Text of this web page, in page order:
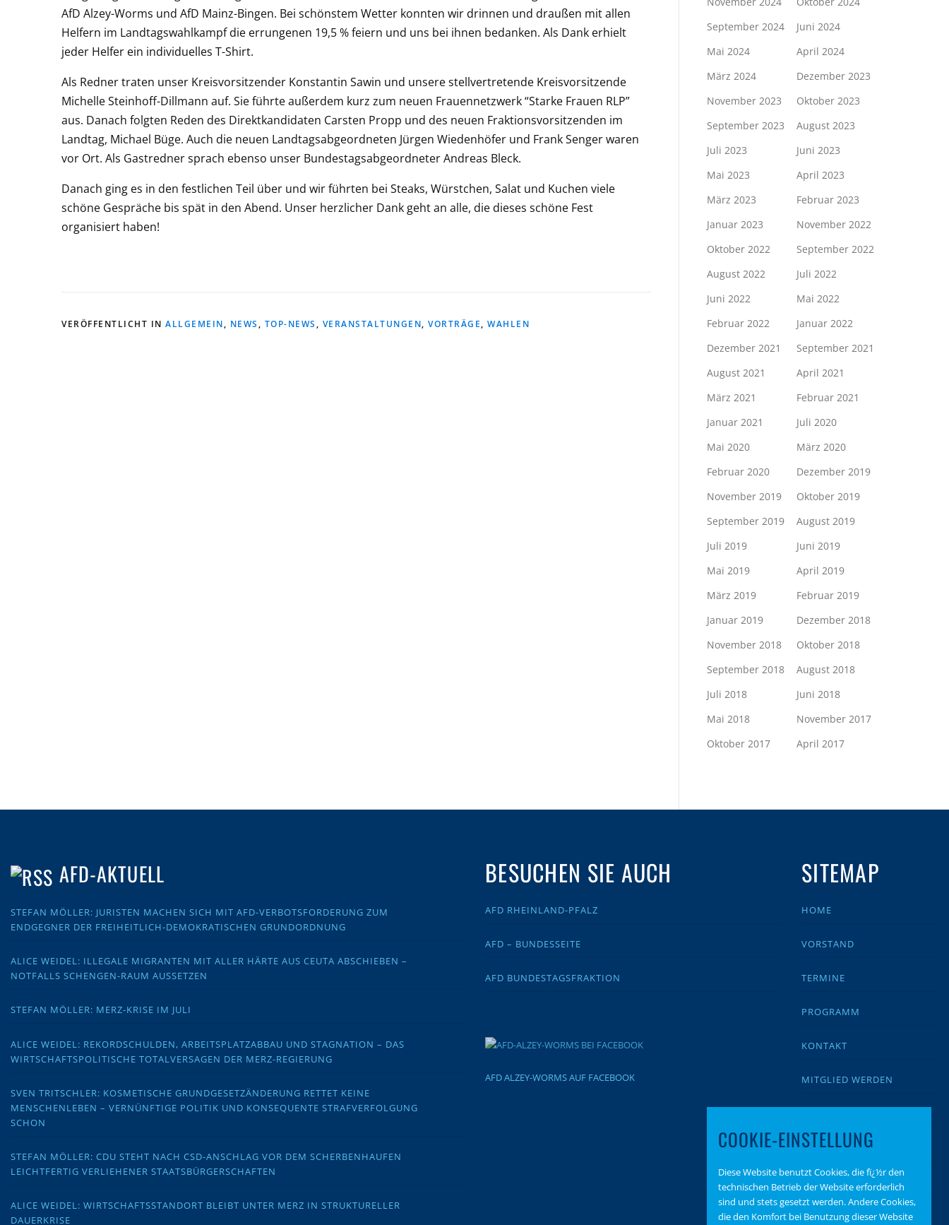
AfD Alzey-Worms und AfD Mainz-Bingen. Bei schönstem Wetter konnten wir drinnen und draußen mit allen
Helfern im Landtagswahlkampf die errungenen 19,5 % feiern und uns bei ihnen bedanken. Als Dank erhielt
jeder Helfer ein individuelles T-Shirt.
Als Redner traten unser Kreisvorsitzender Konstantin Sawin und unsere stellvertretende Kreisvorsitzende
Michelle Steinhoff-Dillmann auf. Sie führte außerdem kurz zum neuen Frauennetzwerk “Starke Frauen RLP”
aus. Danach folgten Reden des Direktkandidaten Carsten Propp und des neuen Fraktionsvorsitzenden im
Landtag, Michael Büge. Auch die neuen Landtagsabgeordneten Jürgen Wiedenhöfer und Frank Senger waren
vor Ort. Als Gastredner sprach ebenso unser Bundestagsabgeordneter Andreas Bleck.
Danach ging es in den festlichen Teil über und wir führten bei Steaks, Würstchen, Salat und Kuchen viele
schöne Gespräche bis spät in den Abend. Unser herzlicher Dank geht an alle, die dieses schöne Fest
organisiert haben!
VERÖFFENTLICHT IN ALLGEMEIN, NEWS , TOP-NEWS , VERANSTALTUNGEN, VORTRÄGE, WAHLEN
September 2024
Juni 2024
Mai 2024
April 2024
März 2024
Dezember 2023
November 2023
Oktober 2023
September 2023
August 2023
Juli 2023
Juni 2023
Mai 2023
April 2023
März 2023
Februar 2023
Januar 2023
November 2022
Oktober 2022
September 2022
August 2022
Juli 2022
Juni 2022
Mai 2022
Februar 2022
Januar 2022
Dezember 2021
September 2021
August 2021
April 2021
März 2021
Februar 2021
Januar 2021
Juli 2020
Mai 2020
März 2020
Februar 2020
Dezember 2019
November 2019
Oktober 2019
September 2019
August 2019
Juli 2019
Juni 2019
Mai 2019
April 2019
März 2019
Februar 2019
Januar 2019
Dezember 2018
November 2018
Oktober 2018
September 2018
August 2018
Juli 2018
Juni 2018
Mai 2018
November 2017
Oktober 2017
April 2017
AFD-AKTUELL
STEFAN MÖLLER: JURISTEN MACHEN SICH MIT AFD-VERBOTSFORDERUNG ZUM
ENDGEGNER DER FREIHEITLICH-DEMOKRATISCHEN GRUNDORDNUNG
ALICE WEIDEL: ILLEGALE MIGRANTEN MIT ALLER HÄRTE AUS CEUTA ABSCHIEBEN –
NOTFALLS SCHENGEN-RAUM AUSSETZEN
STEFAN MÖLLER: MERZ-KRISE IM JULI
ALICE WEIDEL: REKORDSCHULDEN, ARBEITSPLATZABBAU UND STAGNATION – DAS
WIRTSCHAFTSPOLITISCHE TOTALVERSAGEN DER MERZ-REGIERUNG
SVEN TRITSCHLER: KOSMETISCHE GRUNDGESETZÄNDERUNG RETTET KEINE
MENSCHENLEBEN – VERNÜNFTIGE POLITIK UND KONSEQUENTE STRAFVERFOLGUNG
SCHON
STEFAN MÖLLER: CDU STEHT NACH CSD-ANSCHLAG VOR DEM SCHERBENHAUFEN
LEICHTFERTIG VERLIEHENER STAATSBÜRGERSCHAFTEN
ALICE WEIDEL: WIRTSCHAFTSSTANDORT BLEIBT UNTER MERZ IN STRUKTURELLER
DAUERKRISE
BESUCHEN SIE AUCH
AFD RHEINLAND-PFALZ
AFD – BUNDESSEITE
AFD BUNDESTAGSFRAKTION
AFD ALZEY-WORMS AUF FACEBOOK
SITEMAP
HOME
VORSTAND
TERMINE
PROGRAMM
KONTAKT
MITGLIED WERDEN
DATENSCHUTZ
BEITRAGSARCHIV
SPENDEN
COOKIE-EINSTELLUNG
Diese Website benutzt Cookies, die fï¿½r den
technischen Betrieb der Website erforderlich
sind und stets gesetzt werden. Andere Cookies,
die den Komfort bei Benutzung dieser Website